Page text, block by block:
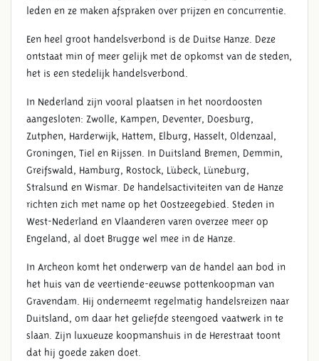
leden en ze maken afspraken over prijzen en concurrentie.
Een heel groot handelsverbond is de Duitse Hanze. Deze
ontstaat min of meer gelijk met de opkomst van de steden,
het is een stedelijk handelsverbond.
In Nederland zijn vooral plaatsen in het noordoosten
aangesloten: Zwolle, Kampen, Deventer, Doesburg,
Zutphen, Harderwijk, Hattem, Elburg, Hasselt, Oldenzaal,
Groningen, Tiel en Rijssen. In Duitsland Bremen, Demmin,
Greifswald, Hamburg, Rostock, Lübeck, Lüneburg,
Stralsund en Wismar. De handelsactiviteiten van de Hanze
richten zich met name op het Oostzeegebied. Steden in
West-Nederland en Vlaanderen varen overzee meer op
Engeland, al doet Brugge wel mee in de Hanze.
In Archeon komt het onderwerp van de handel aan bod in
het huis van de veertiende-eeuwse pottenkoopman van
Gravendam. Hij onderneemt regelmatig handelsreizen naar
Duitsland, om daar het geliefde steengoed vaatwerk in te
slaan. Zijn luxueuze koopmanshuis in de Herestraat toont
dat hij goede zaken doet.